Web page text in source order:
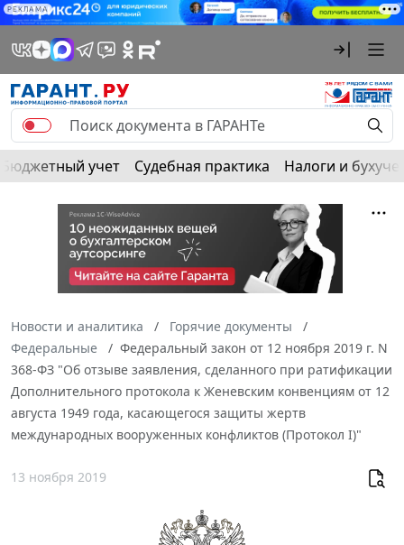
РЕКЛАМА
Бюджетный учет Судебная практика Налоги и
Новости и аналитика
Горячие документы
Федеральные
Федеральный закон от 12 ноября 2019 г. N
368-ФЗ "Об отзыве заявления, сделанного при ратификации
Дополнительного протокола к Женевским конвенциям от 12
августа 1949 года, касающегося защиты жертв
международных вооруженных конфликтов (Протокол I)"
13 ноября 2019